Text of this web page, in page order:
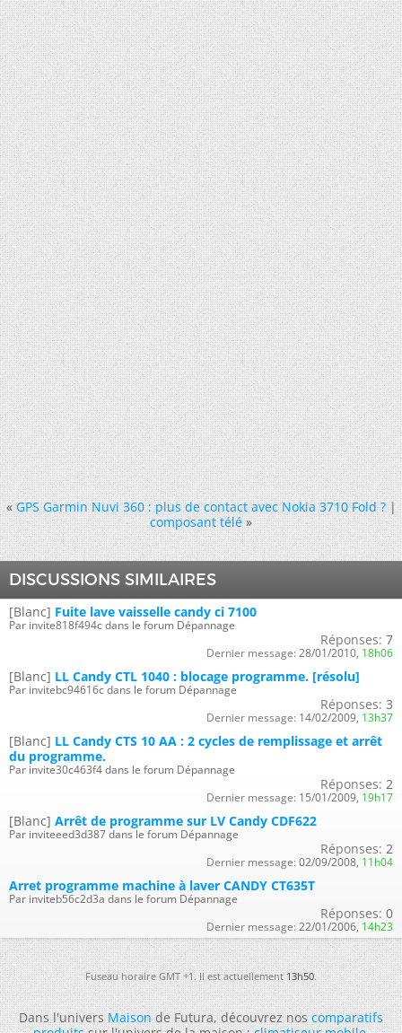
« GPS Garmin Nuvi 360 : plus de contact avec Nokia 3710 Fold ?|
composant télé »
DISCUSSIONS SIMILAIRES
[Blanc] Fuite lave vaisselle candy ci 7100
Par invite818f494c dans le forum Dépannage
Réponses: 7
Dernier message: 28/01/2010, 18h06
[Blanc] LL Candy CTL 1040 : blocage programme. [résolu]
Par invitebc94616c dans le forum Dépannage
Réponses: 3
Dernier message: 14/02/2009, 13h37
[Blanc] LL Candy CTS 10 AA : 2 cycles de remplissage et arrêt
du programme.
Par invite30c463f4 dans le forum Dépannage
Réponses: 2
Dernier message: 15/01/2009, 19h17
[Blanc] Arrêt de programme sur LV Candy CDF622
Par inviteeed3d387 dans le forum Dépannage
Réponses: 2
Dernier message: 02/09/2008, 11h04
Arret programme machine à laver CANDY CT635T
Par inviteb56c2d3a dans le forum Dépannage
Réponses: 0
Dernier message: 22/01/2006, 14h23
Fuseau horaire GMT +1. Il est actuellement13h50.
Dans l'universMaisonde Futura, découvrez noscomparatifs